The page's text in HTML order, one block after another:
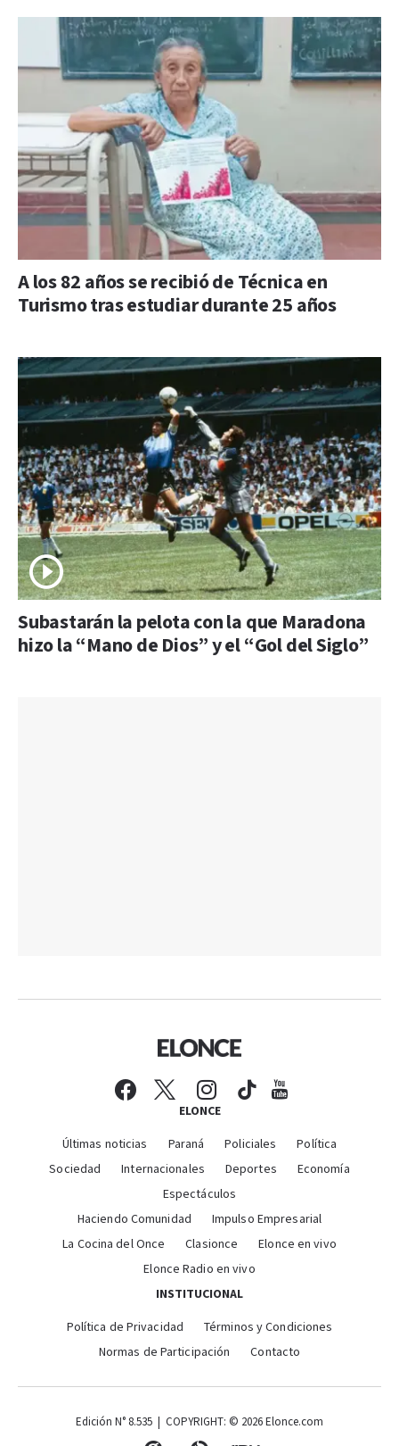
A los 82 años se recibió de Técnica en
Turismo tras estudiar durante 25 años
Subastarán la pelota con la que Maradona
hizo la “Mano de Dios” y el “Gol del Siglo”
ELONCE
Últimas noticias Paraná Policiales
Política
Sociedad
Internacionales Deportes
Economía
Espectáculos
Haciendo Comunidad
Impulso Empresarial
La Cocina del Once
Clasionce
Elonce en vivo
Elonce Radio en vivo
INSTITUCIONAL
Política de Privacidad
Términos y Condiciones
Normas de Participación
Contacto
Edición N° 8.535 | COPYRIGHT: © 2026 Elonce.com